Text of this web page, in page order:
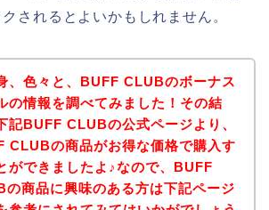
されるとよいかもしれません。
、色々と、BUFF CLUBのボーナス
の情報を調べてみました！その結
記BUFF CLUBの公式ページより、
CLUBの商品がお得な価格で購入す
ができましたよ♪なので、BUFF
の商品に興味のある方は下記ページ